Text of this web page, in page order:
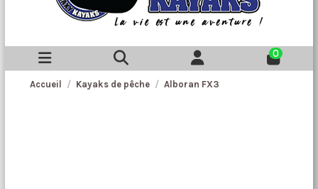
0
Accueil Kayaks de pêche Alboran FX3